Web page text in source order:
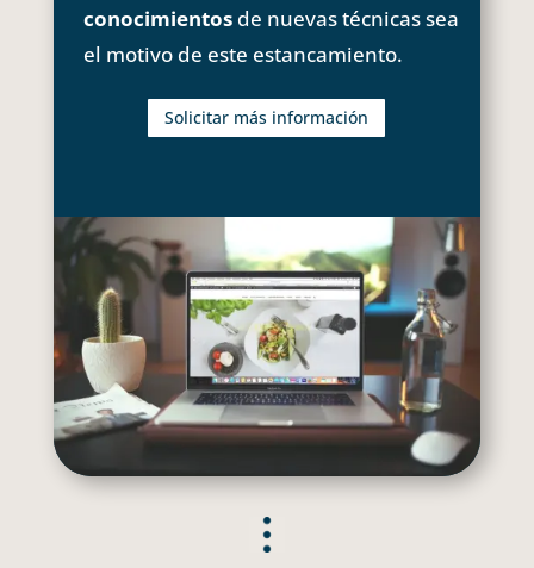
conocimientosde nuevas técnicas sea
el motivo de este estancamiento.
Solicitar más información